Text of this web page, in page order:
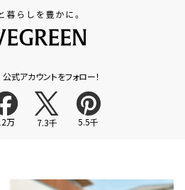
式アカウントをフォロー！
万 7.3千 5.5千